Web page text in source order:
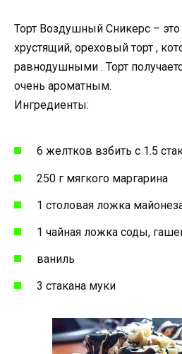
Торт Воздушный Сникерс –
хрустящий, ореховый торт ,
равнодушными . Торт
очень ароматным.
Ингредиенты:
6 желтков взбить с 1.5
250 г мягкого маргарина
1 столовая ложка
1 чайная ложка соды,
ваниль
3 стакана муки